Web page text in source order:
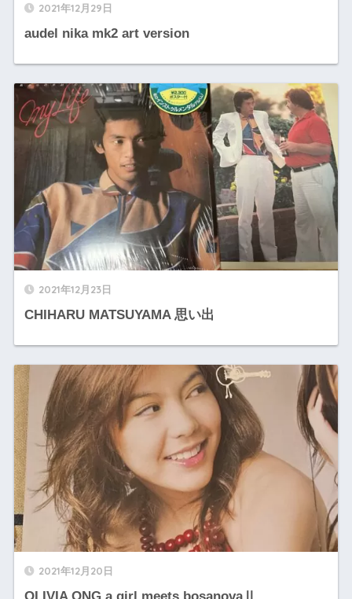
2021年12月29日
audel nika mk2 art version
2021年12月23日
CHIHARU MATSUYAMA 思い出
2021年12月20日
OLIVIA ONG a girl meets bosanovaⅡ